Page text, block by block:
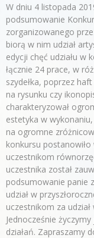
W dniu 4 listopada
podsumowanie
zorganizowanego
biorą w nim udział
edycji chęć udziału w
łącznie 24 prace, w
szydełka, poprzez
na rysunku czy
charakteryzował
estetyka w
na ogromne
konkursu
uczestnikom
uczestnika został
podsumowanie panie
udział w
uczestnikom za
Jednocześnie
działań. Zapraszamy